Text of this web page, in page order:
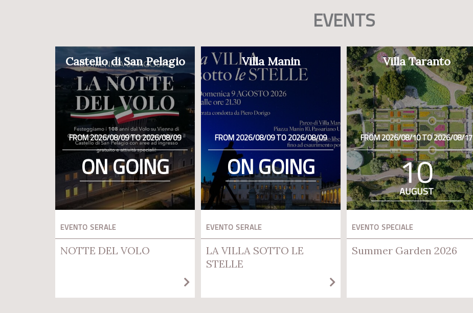
EVENTS
Castello di San Pelagio
FROM 2026/08/09 TO 2026/08/09
ON GOING
EVENTO SERALE
NOTTE DEL VOLO
Villa Manin
FROM 2026/08/09 TO 2026/08/09
ON GOING
EVENTO SERALE
LA VILLA SOTTO LE
STELLE
Villa Taranto
FROM 2026/08/10 TO 2026/08/17
10
AUGUST
EVENTO SPECIALE
Summer Garden 2026